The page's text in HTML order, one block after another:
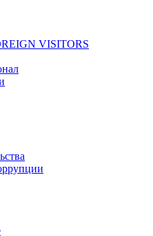
VISITORS